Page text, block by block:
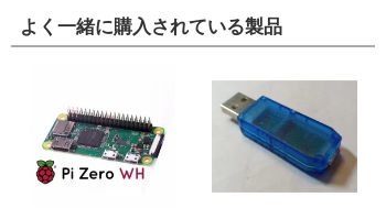
よく一緒に購入されている製品